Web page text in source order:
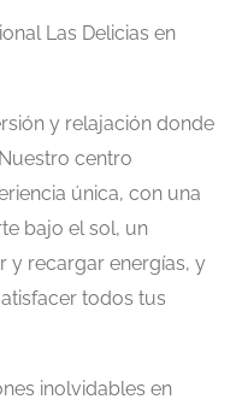
Las Delicias en
y relajación donde
centro
única, con una
bajo el sol, un
y recargar energías, y
todos tus
inolvidables en